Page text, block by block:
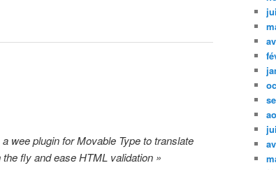
a wee plugin for Movable Type to translate
fly and ease HTML validation »